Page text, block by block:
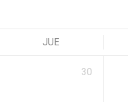
JUE
30